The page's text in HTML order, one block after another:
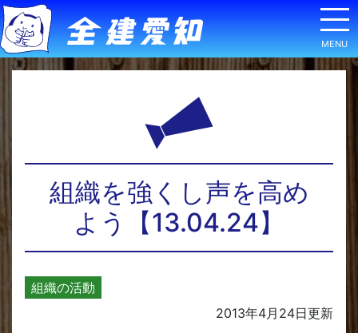
組織を強くし声を高め
よう【13.04.24】
組織の活動
2013年4月24日更新